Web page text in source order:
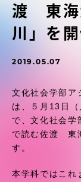
渡 東海
川」を
2019.05.07
文化社会学部
は、５月13日
で、文化社会学
で読む佐渡 東
す。
本学科ではこれ
教育・研究
受験・入学案内
グローバルネ
学外連携